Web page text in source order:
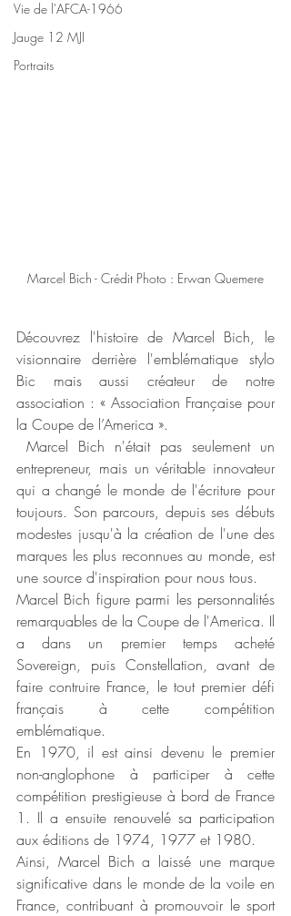
Vie de l'AFCA-1966
Jauge 12 MJI
Portraits
Marcel Bich - Crédit Photo : Erwan Quemere
Découvrez l'histoire de Marcel Bich, le
visionnaire derrière l'emblématique stylo
Bic mais aussi créateur de notre
association : « Association Française pour
la Coupe de l’America ».
Marcel Bich n'était pas seulement un
entrepreneur, mais un véritable innovateur
qui a changé le monde de l'écriture pour
toujours. Son parcours, depuis ses débuts
modestes jusqu'à la création de l'une des
marques les plus reconnues au monde, est
une source d'inspiration pour nous tous.
Marcel Bich figure parmi les personnalités
remarquables de la Coupe de l'America. Il
a dans un premier temps acheté
Sovereign, puis Constellation, avant de
faire contruire France, le tout premier défi
français à cette compétition
emblématique.
En 1970, il est ainsi devenu le premier
non-anglophone à participer à cette
compétition prestigieuse à bord de France
1. Il a ensuite renouvelé sa participation
aux éditions de 1974, 1977 et 1980.
Ainsi, Marcel Bich a laissé une marque
significative dans le monde de la voile en
France, contribuant à promouvoir le sport